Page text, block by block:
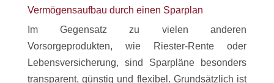
Vermögensaufbau durch einen Sparplan
Im Gegensatz zu vielen anderen
Vorsorgeprodukten, wie Riester-Rente oder
Lebensversicherung, sind Sparpläne besonders
transparent, günstig und flexibel. Grundsätzlich ist